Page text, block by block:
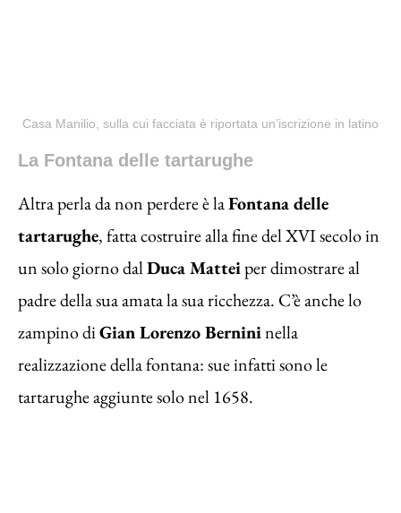
Casa Manilio, sulla cui facciata è riportata un’iscrizione in latino
La Fontana delle tartarughe
Altra perla da non perdere è laFontana delle
tartarughe, fatta costruire alla fine del XVI secolo in
un solo giorno dalDuca Matteiper dimostrare al
padre della sua amata la sua ricchezza. C’è anche lo
zampino diGian Lorenzo Bernininella
realizzazione della fontana: sue infatti sono le
tartarughe aggiunte solo nel 1658.